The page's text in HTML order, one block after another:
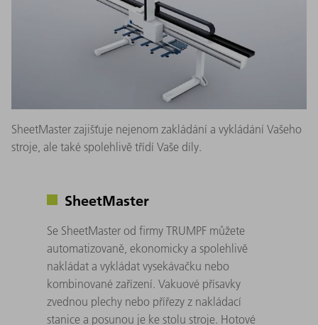
SheetMaster zajišťuje nejenom zakládání a vykládání Vašeho
stroje, ale také spolehlivě třídí Vaše díly.
SheetMaster
Se SheetMaster od firmy TRUMPF můžete
automatizovaně, ekonomicky a spolehlivě
nakládat a vykládat vysekávačku nebo
kombinované zařízení. Vakuové přísavky
zvednou plechy nebo přířezy z nakládací
stanice a posunou je ke stolu stroje. Hotové